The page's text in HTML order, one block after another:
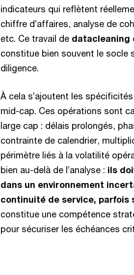
indicateurs qui reflètent
chiffre d’affaires, analyse de
etc. Ce travail de datacleaning
constitue bien souvent le socle
diligence.
À cela s’ajoutent les
mid-cap. Ces opérations sont
large cap : délais prolongés,
contrainte de calendrier,
périmètre liés à la volatilité
bien au-delà de l’analyse : ils
dans un environnement
continuité de service, parfois
constitue une compétence
pour sécuriser les échéances